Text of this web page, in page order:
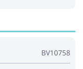
BV10758